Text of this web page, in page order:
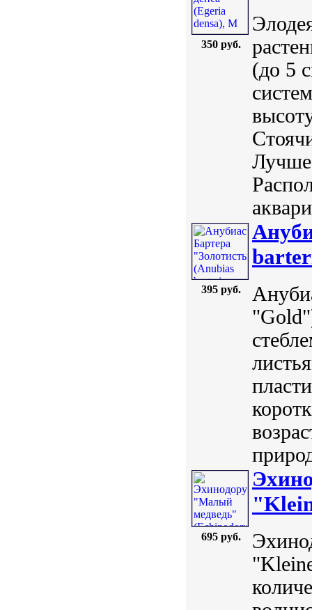
350 руб.
(до 5
Лучше
395 руб.
695 руб.